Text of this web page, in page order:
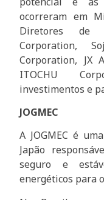
ocorreram em
Diretores de
Corporation,
Corporation, JX
ITOCHU
investimentos e
JOGMEC
A JOGMEC é
Japão
seguro e
energéticos para